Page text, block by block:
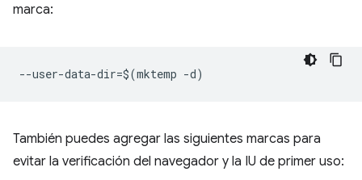
marca:
También puedes agregar las siguientes marcas para
evitar la verificación del navegador y la IU de primer uso: